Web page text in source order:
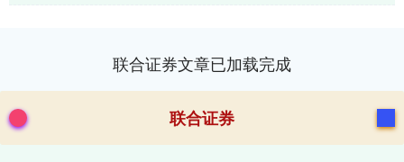
联合证券文章已加载完成
联合证券